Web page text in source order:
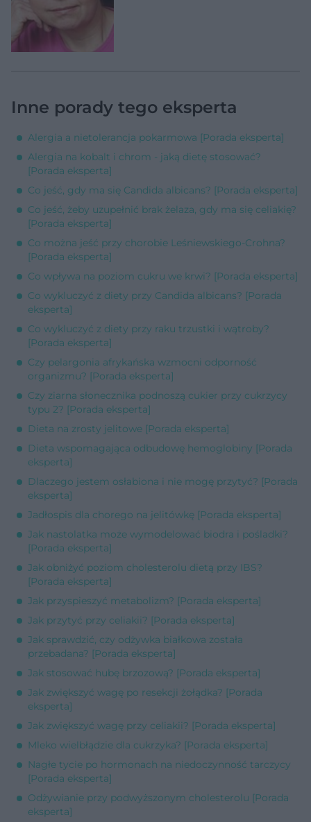
Inne porady tego eksperta
Alergia a nietolerancja pokarmowa [Porada eksperta]
Alergia na kobalt i chrom - jaką dietę stosować?
[Porada eksperta]
Co jeść, gdy ma się Candida albicans? [Porada eksperta]
Co jeść, żeby uzupełnić brak żelaza, gdy ma się celiakię?
[Porada eksperta]
Co można jeść przy chorobie Leśniewskiego-Crohna?
[Porada eksperta]
Co wpływa na poziom cukru we krwi? [Porada eksperta]
Co wykluczyć z diety przy Candida albicans? [Porada
eksperta]
Co wykluczyć z diety przy raku trzustki i wątroby?
[Porada eksperta]
Czy pelargonia afrykańska wzmocni odporność
organizmu? [Porada eksperta]
Czy ziarna słonecznika podnoszą cukier przy cukrzycy
typu 2? [Porada eksperta]
Dieta na zrosty jelitowe [Porada eksperta]
Dieta wspomagająca odbudowę hemoglobiny [Porada
eksperta]
Dlaczego jestem osłabiona i nie mogę przytyć? [Porada
eksperta]
Jadłospis dla chorego na jelitówkę [Porada eksperta]
Jak nastolatka może wymodelować biodra i pośladki?
[Porada eksperta]
Jak obniżyć poziom cholesterolu dietą przy IBS?
[Porada eksperta]
Jak przyspieszyć metabolizm? [Porada eksperta]
Jak przytyć przy celiakii? [Porada eksperta]
Jak sprawdzić, czy odżywka białkowa została
przebadana? [Porada eksperta]
Jak stosować hubę brzozową? [Porada eksperta]
Jak zwiększyć wagę po resekcji żołądka? [Porada
eksperta]
Jak zwiększyć wagę przy celiakii? [Porada eksperta]
Mleko wielbłądzie dla cukrzyka? [Porada eksperta]
Nagłe tycie po hormonach na niedoczynność tarczycy
[Porada eksperta]
Odżywianie przy podwyższonym cholesterolu [Porada
eksperta]